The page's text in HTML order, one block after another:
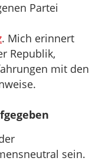
Partei
. Mich erinnert
Republik,
mit den
sein.